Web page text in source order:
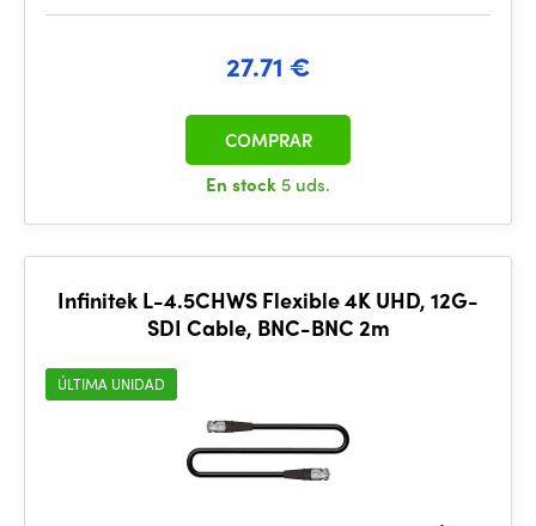
27.71 €
En stock 5 uds.
COMPRAR
Infinitek L-4.5CHWS Flexible 4K UHD, 12G-
SDI Cable, BNC-BNC 2m
ÚLTIMA UNIDAD